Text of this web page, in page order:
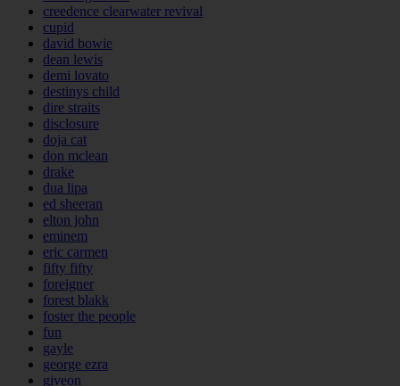
creedence clearwater revival
cupid
david bowie
dean lewis
demi lovato
destinys child
dire straits
disclosure
doja cat
don mclean
drake
dua lipa
ed sheeran
elton john
eminem
eric carmen
fifty fifty
foreigner
forest blakk
foster the people
fun
gayle
george ezra
giveon